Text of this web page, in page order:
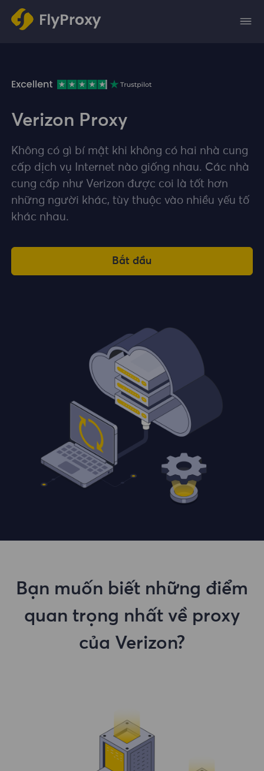
Verizon Proxy
Không có gì bí mật khi không có hai nhà cung
cấp dịch vụ Internet nào giống nhau. Các nhà
cung cấp như Verizon được coi là tốt hơn
những người khác, tùy thuộc vào nhiều yếu tố
khác nhau.
Bắt đầu
Bạn muốn biết những điểm
quan trọng nhất về proxy
của Verizon?